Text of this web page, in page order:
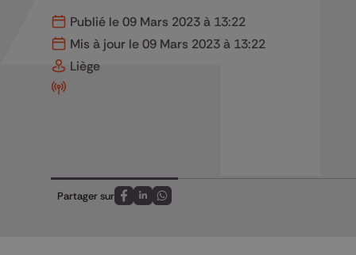
Publié le 09 Mars 2023 à 13:22
Mis à jour le 09 Mars 2023 à 13:22
Liège
Partager sur
Partagez sur FaceBook
Partagez sur LinkedIn
Partagez sur Whatsapp